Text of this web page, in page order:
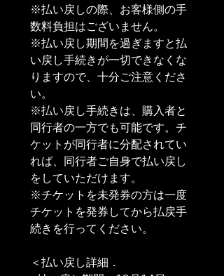
※払い戻しの際、お客様側の手
数料負担はございません。
※払い戻し期間を過ぎますと払
い戻し手続きが一切できなくな
りますので、十分ご注意くださ
い。
※払い戻し手続きは、購入者と
同行者の一方でも可能です。チ
ケットが同行者に分配されてい
れば、同行者ご自身で払い戻し
をしていただけます。
※チケットを未発券の方は一度
チケットを発券してから払戻手
続きを行ってください。
＜払い戻し詳細．